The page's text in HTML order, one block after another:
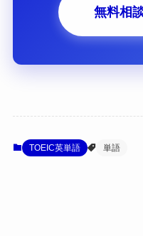
無料相
TOEIC英単語 単語